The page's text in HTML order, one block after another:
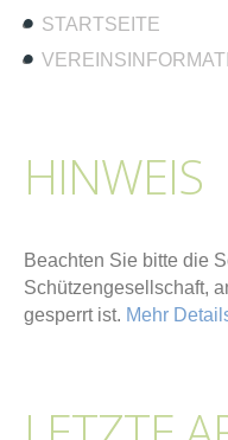
STARTSEITE
HINWEIS
Beachten Sie bitte die
Schützengesellschaft,
gesperrt ist. Mehr